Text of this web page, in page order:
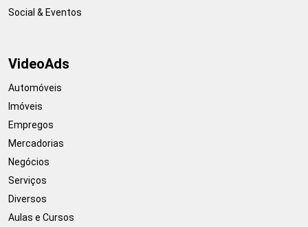
Social & Eventos
VideoAds
Automóveis
Imóveis
Empregos
Mercadorias
Negócios
Serviços
Diversos
Aulas e Cursos